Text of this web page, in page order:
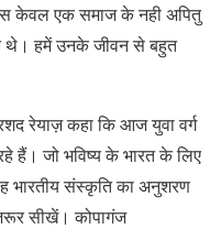
केवल एक समाज के नही अपितु
थे। हमें उनके जीवन से बहुत
रेयाज़ कहा कि आज युवा वर्ग
हैं। जो भविष्य के भारत के लिए
भारतीय संस्कृति का अनुशरण
सीखें। कोपागंज